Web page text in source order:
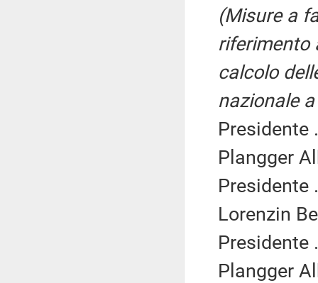
(Misure a
riferimento
calcolo
nazionale
Presidente
Plangger
Presidente
Lorenzin
Presidente
Plangger